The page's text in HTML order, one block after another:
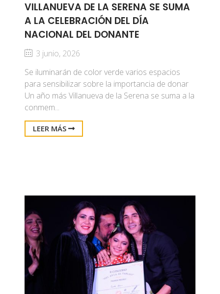
VILLANUEVA DE LA SERENA SE SUMA
A LA CELEBRACIÓN DEL DÍA
NACIONAL DEL DONANTE
3 junio, 2026
Se iluminarán de color verde varios espacios
para sensibilizar sobre la importancia de donar
Un año más Villanueva de la Serena se suma a la
conmem...
LEER MÁS